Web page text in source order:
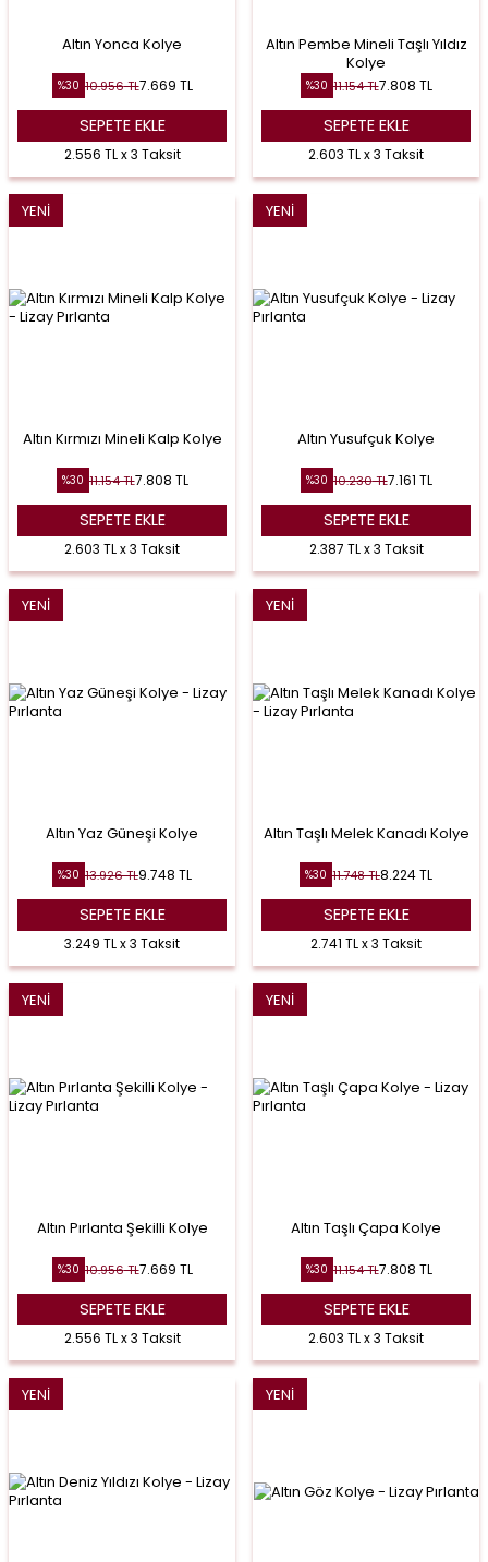
Altın Yonca Kolye
%30 10.956TL7.669 TL
SEPETE EKLE
2.556 TL x 3 Taksit
Altın Pembe Mineli Taşlı Yıldız
Kolye
%30 11.154TL7.808 TL
SEPETE EKLE
2.603 TL x 3 Taksit
YENI
Altın Kırmızı Mineli Kalp Kolye
%30 11.154TL7.808 TL
SEPETE EKLE
2.603 TL x 3 Taksit
YENI
Altın Yusufçuk Kolye
%30 10.230TL7.161 TL
SEPETE EKLE
2.387 TL x 3 Taksit
YENI
Altın Yaz Güneşi Kolye
%30 13.926TL9.748 TL
SEPETE EKLE
3.249 TL x 3 Taksit
YENI
Altın Taşlı Melek Kanadı Kolye
%30 11.748TL8.224TL
SEPETE EKLE
2.741 TL x 3 Taksit
YENI
Altın Pırlanta Şekilli Kolye
%30 10.956TL7.669 TL
SEPETE EKLE
2.556 TL x 3 Taksit
YENI
Altın Taşlı Çapa Kolye
%30 11.154TL7.808 TL
SEPETE EKLE
2.603 TL x 3 Taksit
YENI YENI